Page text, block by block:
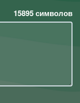
15895символов